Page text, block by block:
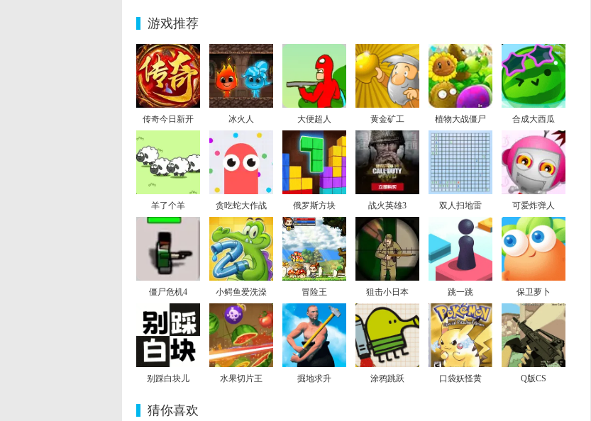
游戏推荐
传奇今日新开 冰火人 大便超人 黄金矿工 植物大战僵尸 合成大西瓜
羊了个羊 贪吃蛇大作战 俄罗斯方块 战火英雄3 双人扫地雷 可爱炸弹人
僵尸危机4 小鳄鱼爱洗澡 冒险王 狙击小日本 跳一跳 保卫萝卜
别踩白块儿 水果切片王 掘地求升 涂鸦跳跃 口袋妖怪黄 Q版CS
猜你喜欢